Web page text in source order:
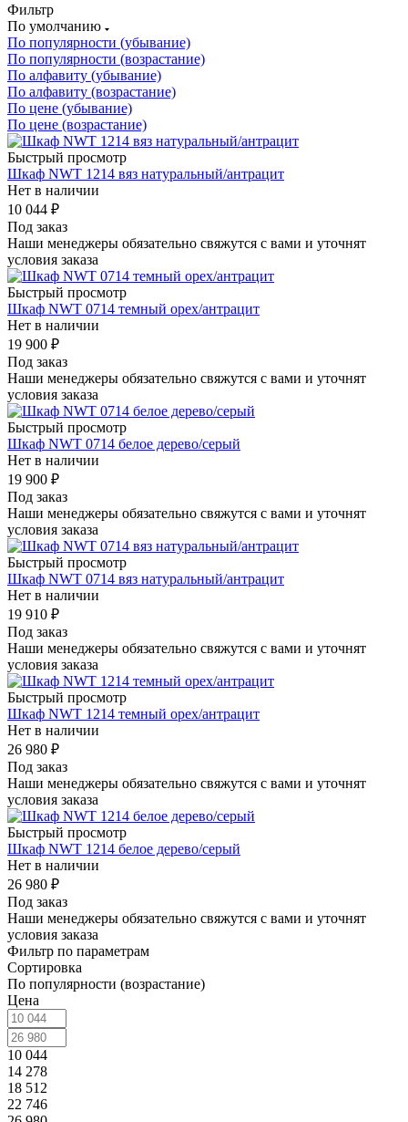
Фильтр
По умолчанию
По популярности (убывание)
По популярности (возрастание)
По алфавиту (убывание)
По алфавиту (возрастание)
По цене (убывание)
По цене (возрастание)
Быстрый просмотр
Шкаф NWT 1214 вяз натуральный/антрацит
Нет в наличии
10 044 ₽
Под заказ
Наши менеджеры обязательно свяжутся с вами и уточнят
условия заказа
Быстрый просмотр
Шкаф NWT 0714 темный орех/антрацит
Нет в наличии
19 900 ₽
Под заказ
Наши менеджеры обязательно свяжутся с вами и уточнят
условия заказа
Быстрый просмотр
Шкаф NWT 0714 белое дерево/серый
Нет в наличии
19 900 ₽
Под заказ
Наши менеджеры обязательно свяжутся с вами и уточнят
условия заказа
Быстрый просмотр
Шкаф NWT 0714 вяз натуральный/антрацит
Нет в наличии
19 910 ₽
Под заказ
Наши менеджеры обязательно свяжутся с вами и уточнят
условия заказа
Быстрый просмотр
Шкаф NWT 1214 темный орех/антрацит
Нет в наличии
26 980 ₽
Под заказ
Наши менеджеры обязательно свяжутся с вами и уточнят
условия заказа
Быстрый просмотр
Шкаф NWT 1214 белое дерево/серый
Нет в наличии
26 980 ₽
Под заказ
Наши менеджеры обязательно свяжутся с вами и уточнят
условия заказа
Фильтр по параметрам
Сортировка
По популярности (возрастание)
Цена
10 044
14 278
18 512
22 746